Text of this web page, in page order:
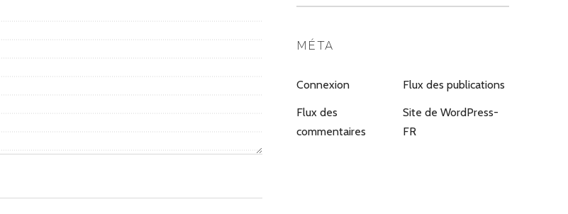
MÉTA
Connexion Flux des publications
Flux des
commentaires
Site de WordPress-
FR